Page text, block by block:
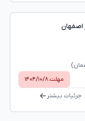
اصفهان
مهلت:۱۴۰۴/۱۰/۸
جزئیات بیشتر